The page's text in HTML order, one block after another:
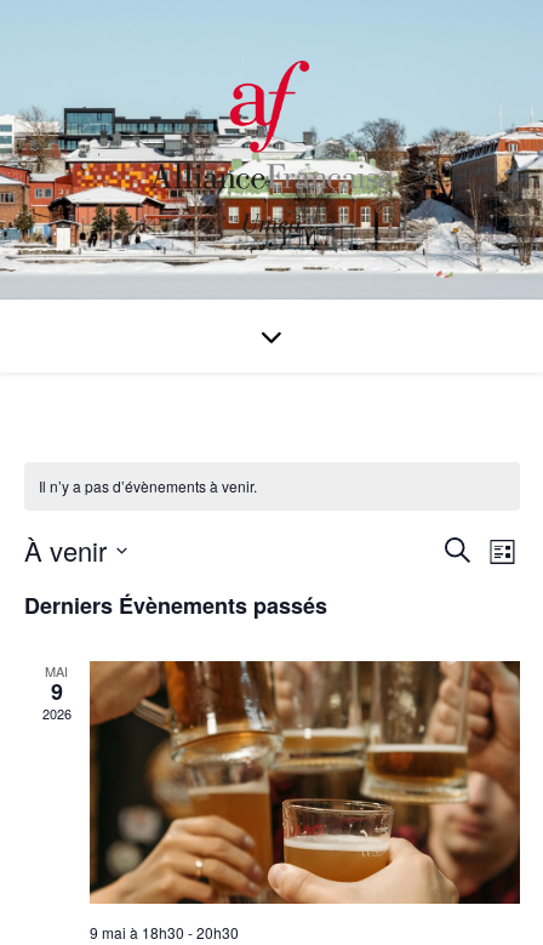
Il n’y a pas d’évènements à venir.
de
vues
Recherche
Liste
À venir
une
Derniers Évènements passés
MAI
9
2026
9 mai à 18h30 -20h30